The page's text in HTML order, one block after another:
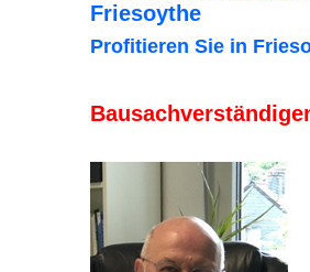
Friesoythe
Profitieren Sie in